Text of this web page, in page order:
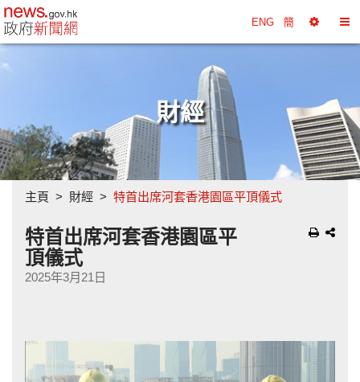
政府新聞網主頁 ENG 簡
擇
換
財經
主頁 財經 特首出席河套香港園區平頂儀式
特首出席河套香港園區平
頂儀式
2025年3月21日